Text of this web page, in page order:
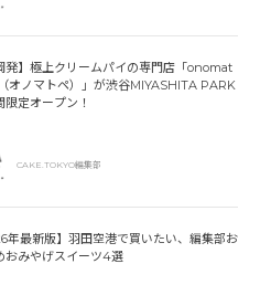
発】極上クリームパイの専門店「onomat
オノマトペ）」が渋谷MIYASHITA PARK
限定オープン！
CAKE.TOKYO編集部
年最新版】羽田空港で買いたい、編集部お
おみやげスイーツ4選